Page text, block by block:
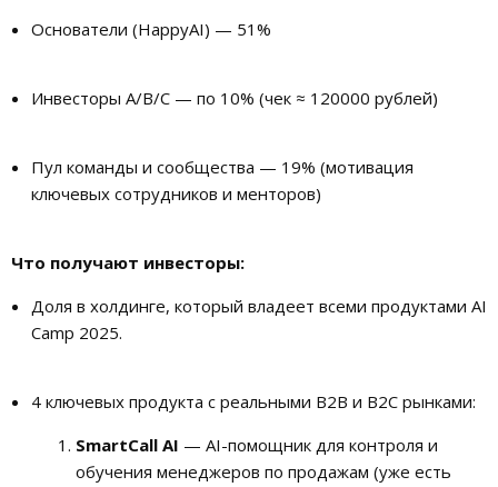
Основатели (HappyAI) — 51%
Инвесторы A/B/C — по 10% (чек ≈ 120000 рублей)
Пул команды и сообщества — 19% (мотивация
ключевых сотрудников и менторов)
Что получают инвесторы:
Доля в холдинге, который владеет всеми продуктами AI
Camp 2025.
4 ключевых продукта с реальными B2B и B2C рынками:
SmartCall AI — AI-помощник для контроля и
обучения менеджеров по продажам (уже есть